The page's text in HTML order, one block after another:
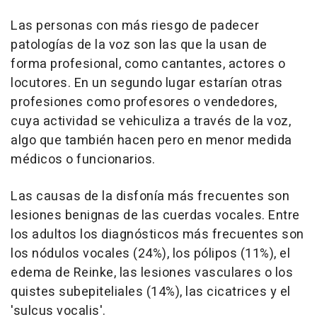
Las personas con más riesgo de padecer
patologías de la voz son las que la usan de
forma profesional, como cantantes, actores o
locutores. En un segundo lugar estarían otras
profesiones como profesores o vendedores,
cuya actividad se vehiculiza a través de la voz,
algo que también hacen pero en menor medida
médicos o funcionarios.
Las causas de la disfonía más frecuentes son
lesiones benignas de las cuerdas vocales. Entre
los adultos los diagnósticos más frecuentes son
los nódulos vocales (24%), los pólipos (11%), el
edema de Reinke, las lesiones vasculares o los
quistes subepiteliales (14%), las cicatrices y el
'sulcus vocalis'.